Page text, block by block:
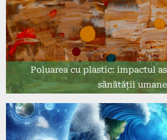
Poluarea cu plastic: impactul
sănătății